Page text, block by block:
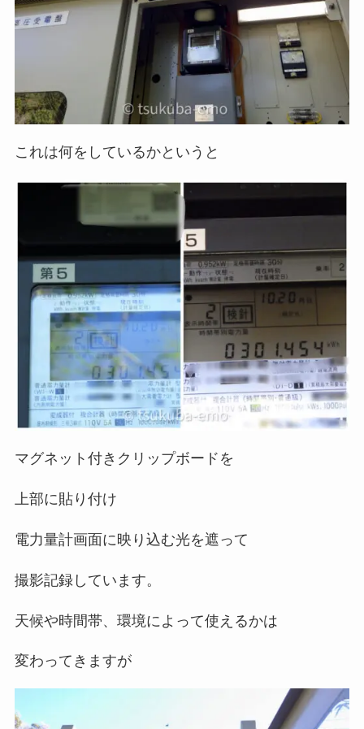
これは何をしているかというと
マグネット付きクリップボードを
上部に貼り付け
電力量計画面に映り込む光を遮って
撮影記録しています。
天候や時間帯、環境によって使えるかは
変わってきますが